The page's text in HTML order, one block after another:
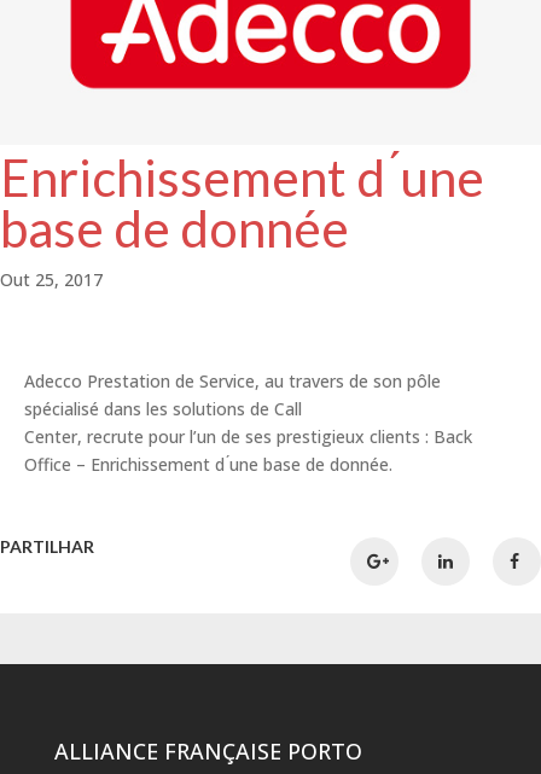
Enrichissement d ́une
base de donnée
Out 25, 2017
Adecco Prestation de Service, au travers de son pôle
spécialisé dans les solutions de Call
Center, recrute pour l’un de ses prestigieux clients : Back
Office – Enrichissement d ́une base de donnée.
PARTILHAR
ALLIANCE FRANÇAISE PORTO